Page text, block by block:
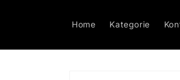
Home Kategorie